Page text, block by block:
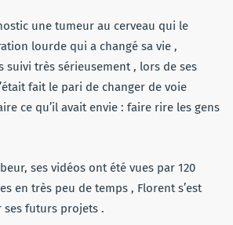
une tumeur au cerveau qui le
lourde qui a changé sa vie ,
suivi très sérieusement , lors de ses
fait le pari de changer de voie
ce qu’il avait envie : faire rire les gens
ses vidéos ont été vues par 120
en très peu de temps , Florent s’est
ses futurs projets .